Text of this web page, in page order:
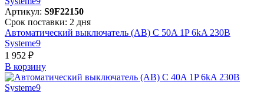
Артикул: S9F22150
Срок поставки: 2 дня
Автоматический выключатель (АВ) C 50A 1P 6kA 230В
Systeme9
1 952 ₽
В корзинy